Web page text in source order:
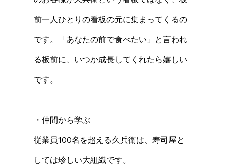
前一人ひとりの看板の元に集まってくるの
です。「あなたの前で食べたい」と言われ
る板前に、いつか成長してくれたら嬉しい
です。
・仲間から学ぶ
従業員100名を超える久兵衛は、寿司屋と
しては珍しい大組織です。